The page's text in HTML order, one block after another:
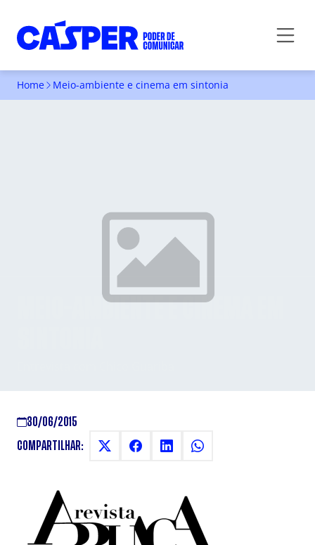
Home Meio-ambiente e cinema em sintonia
MEIO-AMBIENTE E CINEMA EM
30/06/2015
COMPARTILHAR: